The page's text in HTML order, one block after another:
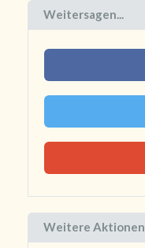
Weitersagen...
Weitere Aktionen